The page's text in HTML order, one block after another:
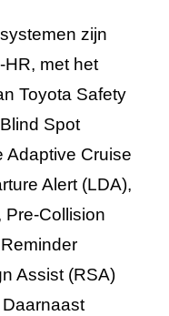
zijn
met het
Toyota Safety
Spot
Adaptive Cruise
Alert (LDA),
Pre-Collision
Assist (RSA)